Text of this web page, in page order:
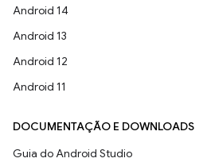
Android 14
Android 13
Android 12
Android 11
DOCUMENTAÇÃO E DOWNLOADS
Guia do Android Studio